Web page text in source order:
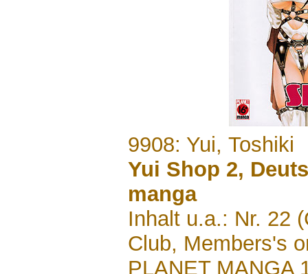
9908: Yui, Toshiki
Yui Shop 2,
manga
Inhalt u.a.: Nr. 22
Club, Members's
PLANET MANGA